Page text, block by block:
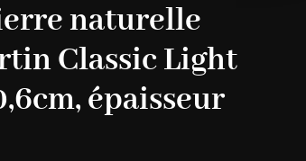
naturelle
Classic Light
épaisseur